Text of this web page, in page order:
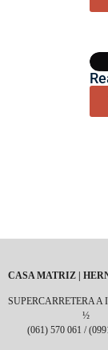
CASA MATRIZ |
SUPERCARRETERA
½
(061) 570 061 /